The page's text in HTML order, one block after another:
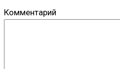
Комментарий